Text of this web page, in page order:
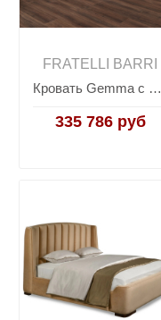
FRATELLI BARRI
Кровать Gemma с решеткой SELECTION, FRATELLI BARRI
335 786 руб